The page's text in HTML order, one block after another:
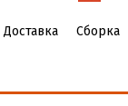
Доставка Сборка